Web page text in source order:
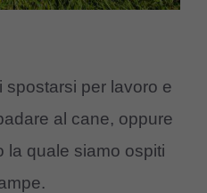
spostarsi per lavoro e
al cane, oppure
la quale siamo ospiti